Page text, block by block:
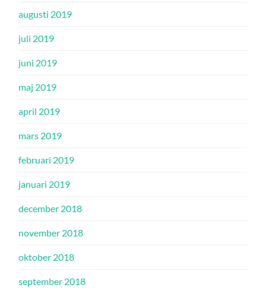
augusti 2019
juli 2019
juni 2019
maj 2019
april 2019
mars 2019
februari 2019
januari 2019
december 2018
november 2018
oktober 2018
september 2018